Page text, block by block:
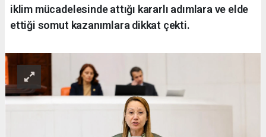
iklim mücadelesinde attığı kararlı adımlara ve elde
ettiği somut kazanımlara dikkat çekti.